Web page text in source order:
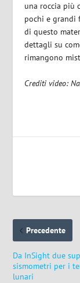
una roccia più
pochi e grandi
di questo
dettagli su
rimangono
Crediti video:
Precedente
Da InSight due
sismometri per i
lunari